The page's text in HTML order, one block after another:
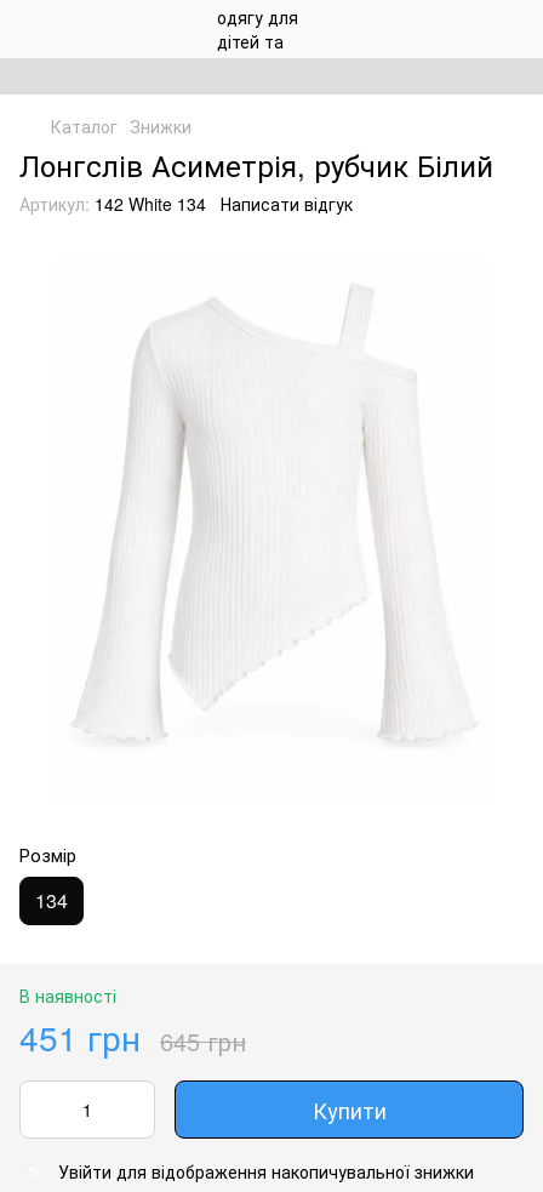
Каталог Знижки
Лонгслів Асиметрія, рубчик Білий
Артикул: 142 White 134 Написати відгук
Розмір
134
В наявності
451 грн 645 грн
Купити
Увійти для відображення накопичувальної знижки